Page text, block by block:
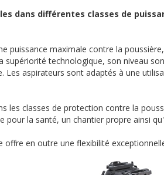
dans différentes classes de
puissance maximale contre la
supériorité technologique, son niveau
Les aspirateurs sont adaptés à une
les classes de protection contre la
la santé, un chantier propre ainsi
en outre une flexibilité